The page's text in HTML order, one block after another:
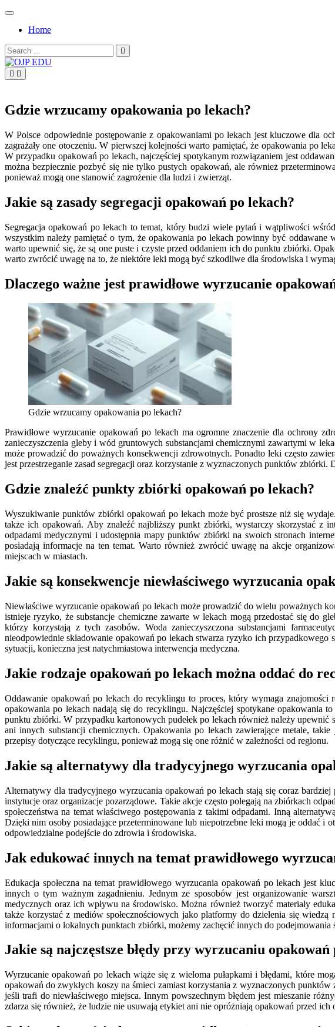
Skip
contentHome
Search
for:
Gdzie wrzucamy opakowania po lekach?
W Polsce odpowiednie postępowanie z opakowaniami po lekach jest kluczowe dla
zagrażały one otoczeniu. W pierwszej kolejności warto pamiętać, że opakowania po
W przypadku opakowań po lekach, najczęściej spotykanym rozwiązaniem jest
można bezpiecznie pozbyć się nie tylko pustych opakowań, ale również
ponieważ mogą one stanowić zagrożenie dla ludzi i zwierząt.
Jakie są zasady segregacji opakowań po lekach?
Segregacja opakowań po lekach to temat, który budzi wiele pytań i wątpliwości
wszystkim należy pamiętać o tym, że opakowania po lekach powinny być oddawane
warto upewnić się, że są one puste i czyste przed oddaniem ich do punktu zbiórki.
warto zwrócić uwagę na to, że niektóre leki mogą być szkodliwe dla środowiska i
Dlaczego ważne jest prawidłowe wyrzucanie
Gdzie wrzucamy opakowania po lekach?
Prawidłowe wyrzucanie opakowań po lekach ma ogromne znaczenie dla ochrony
zanieczyszczenia gleby i wód gruntowych substancjami chemicznymi zawartymi w
może prowadzić do poważnych konsekwencji zdrowotnych. Ponadto leki często
jest przestrzeganie zasad segregacji oraz korzystanie z wyznaczonych punktów
Gdzie znaleźć punkty zbiórki opakowań po lekach?
Wyszukiwanie punktów zbiórki opakowań po lekach może być prostsze niż się
także ich opakowań. Aby znaleźć najbliższy punkt zbiórki, wystarczy skorzystać z
odpadami medycznymi i udostępnia mapy punktów zbiórki na swoich stronach
posiadają informacje na ten temat. Warto również zwrócić uwagę na akcje
miejscach w miastach.
Jakie są konsekwencje niewłaściwego wyrzucania
Niewłaściwe wyrzucanie opakowań po lekach może prowadzić do wielu poważnych
istnieje ryzyko, że substancje chemiczne zawarte w lekach mogą przedostać się do
którzy korzystają z tych zasobów. Woda zanieczyszczona substancjami
nieodpowiednie składowanie opakowań po lekach stwarza ryzyko ich
sytuacji, konieczna jest natychmiastowa interwencja medyczna.
Jakie rodzaje opakowań po lekach można oddać do
Oddawanie opakowań po lekach do recyklingu to proces, który wymaga znajomości
opakowania po lekach nadają się do recyklingu. Najczęściej spotykane
punktu zbiórki. W przypadku kartonowych pudełek po lekach również należy upewnić
ani innych substancji chemicznych. Opakowania po lekach zawierające metale,
przepisy dotyczące recyklingu, ponieważ mogą się one różnić w zależności od regionu.
Jakie są alternatywy dla tradycyjnego wyrzucania
Alternatywy dla tradycyjnego wyrzucania opakowań po lekach stają się coraz
instytucje oraz organizacje pozarządowe. Takie akcje często polegają na zbiórkach
społeczeństwa na temat właściwego postępowania z takimi odpadami. Inną
Dzięki nim osoby posiadające przeterminowane lub niepotrzebne leki mogą je oddać
odpowiedzialne podejście do zdrowia i środowiska.
Jak edukować innych na temat prawidłowego
Edukacja społeczna na temat prawidłowego wyrzucania opakowań po lekach jest
innych o tym ważnym zagadnieniu. Jednym ze sposobów jest organizowanie
medycznych oraz ich wpływu na środowisko. Można również tworzyć materiały
także korzystać z mediów społecznościowych jako platformy do dzielenia się
informacjami o lokalnych punktach zbiórki, możemy zachęcić innych do
Jakie są najczęstsze błędy przy wyrzucaniu opakowań
Wyrzucanie opakowań po lekach wiąże się z wieloma pułapkami i błędami, które
opakowań do zwykłych koszy na śmieci zamiast korzystania z wyznaczonych
jeśli trafi do niewłaściwego miejsca. Innym powszechnym błędem jest mieszanie
zdarza się również, że ludzie nie usuwają etykiet ani nie opróżniają opakowań przed